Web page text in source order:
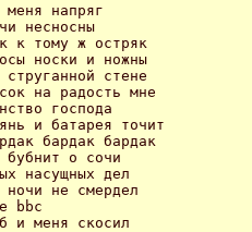
меня напряг
несносны
к тому ж остряк
носки и ножны
стене
на радость мне
господа
и батарея точит
бардак бардак
бубнит о сочи
насущных дел
не смердел
bbc
и меня скосил